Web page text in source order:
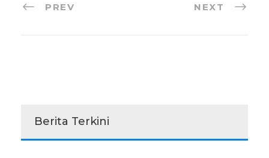
PREV NEXT
Berita Terkini